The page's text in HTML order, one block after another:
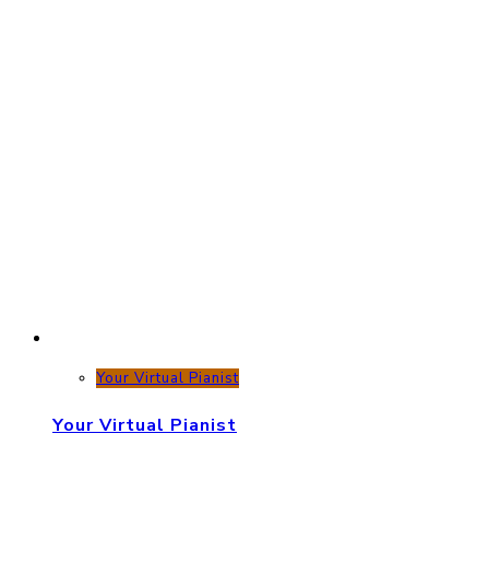
Your Virtual Pianist
Your Virtual Pianist